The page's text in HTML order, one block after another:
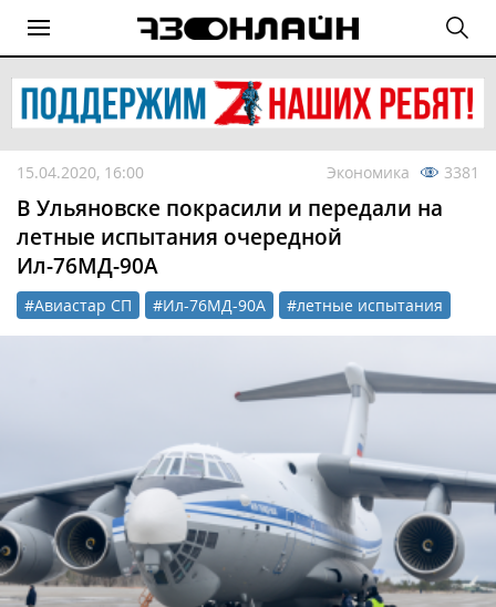
15.04.2020, 16:00 Экономика 3381
В Ульяновске покрасили и передали на
летные испытания очередной
Ил-76МД-90А
#Авиастар СП #Ил-76МД-90А #летные испытания